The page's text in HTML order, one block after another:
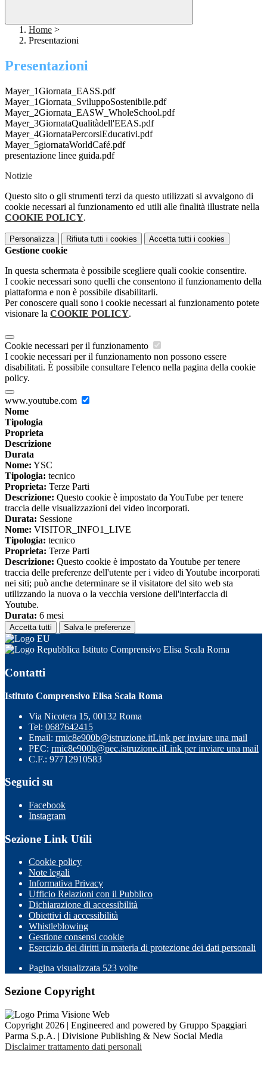
Home >
Presentazioni
Presentazioni
Mayer_1Giornata_EASS.pdf
Mayer_1Giornata_SviluppoSostenibile.pdf
Mayer_2Giornata_EASW_WholeSchool.pdf
Mayer_3GiornataQualitàdell'EEAS.pdf
Mayer_4GiornataPercorsiEducativi.pdf
Mayer_5giornataWorldCafé.pdf
presentazione linee guida.pdf
Notizie
Questo sito o gli strumenti terzi da questo utilizzati si avvalgono di
cookie necessari al funzionamento ed utili alle finalità illustrate nella
COOKIE POLICY.
Personalizza Rifiuta tutti i cookies Accetta tutti i cookies
Gestione cookie
In questa schermata è possibile scegliere quali cookie consentire.
I cookie necessari sono quelli che consentono il funzionamento della
piattaforma e non è possibile disabilitarli.
Per conoscere quali sono i cookie necessari al funzionamento potete
visionare la COOKIE POLICY.
Cookie necessari per il funzionamento
I cookie necessari per il funzionamento non possono essere
disabilitati. È possibile consultare l'elenco nella pagina della cookie
policy.
www.youtube.com
Nome
Tipologia
Proprieta
Descrizione
Durata
Nome: YSC
Tipologia: tecnico
Proprieta: Terze Parti
Descrizione: Questo cookie è impostato da YouTube per tenere
traccia delle visualizzazioni dei video incorporati.
Durata: Sessione
Nome: VISITOR_INFO1_LIVE
Tipologia: tecnico
Proprieta: Terze Parti
Descrizione: Questo cookie è impostato da Youtube per tenere
traccia delle preferenze dell'utente per i video di Youtube incorporati
nei siti; può anche determinare se il visitatore del sito web sta
utilizzando la nuova o la vecchia versione dell'interfaccia di
Youtube.
Durata: 6 mesi
Accetta tutti Salva le preferenze
Istituto Comprensivo Elisa Scala Roma
Contatti
Istituto Comprensivo Elisa Scala Roma
Via Nicotera 15, 00132 Roma
Tel: 0687642415
Email: rmic8e900b@istruzione.itLink per inviare una mail
PEC: rmic8e900b@pec.istruzione.itLink per inviare una mail
C.F.: 97712910583
Seguici su
Facebook
Instagram
Sezione Link Utili
Cookie policy
Note legali
Informativa Privacy
Ufficio Relazioni con il Pubblico
Dichiarazione di accessibilità
Obiettivi di accessibilità
Whistleblowing
Gestione consensi cookie
Esercizio dei diritti in materia di protezione dei dati personali
Pagina visualizzata 523 volte
Sezione Copyright
Copyright 2026 | Engineered and powered by Gruppo Spaggiari
Parma S.p.A. | Divisione Publishing & New Social Media
Disclaimer trattamento dati personali